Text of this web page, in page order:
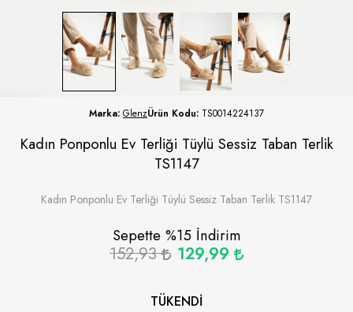
Marka: GlenzÜrün Kodu: TS0014224137
Kadın Ponponlu Ev Terliği Tüylü Sessiz Taban Terlik
TS1147
Kadın Ponponlu Ev Terliği Tüylü Sessiz Taban Terlik TS1147
Sepette %15İndirim
152,93 129,99
TÜKENDI